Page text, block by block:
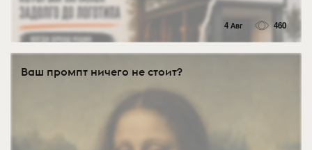
4 Авг 460
Ваш промпт ничего не стоит?